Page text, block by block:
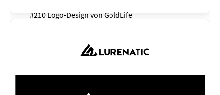
#210 Logo-Design von GoldLife